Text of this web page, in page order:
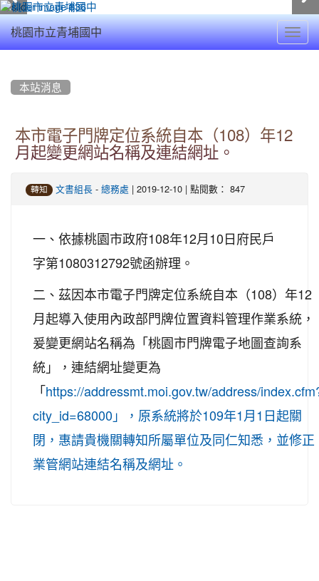
桃園市立青埔國中
本站消息
本市電子門牌定位系統自本（108）年12
月起變更網站名稱及連結網址。
轉知 文書組長 - 總務處 | 2019-12-10 | 點閱數： 847
一、依據桃園市政府108年12月10日府民戶
字第1080312792號函辦理。
二、茲因本市電子門牌定位系統自本（108）年12
月起導入使用內政部門牌位置資料管理作業系統，
爰變更網站名稱為「桃園市門牌電子地圖查詢系
統」，連結網址變更為
「https://addressmt.moi.gov.tw/address/
city_id=68000」，原系統將於109年1月1日起關
閉，惠請貴機關轉知所屬單位及同仁知悉，並修正
業管網站連結名稱及網址。